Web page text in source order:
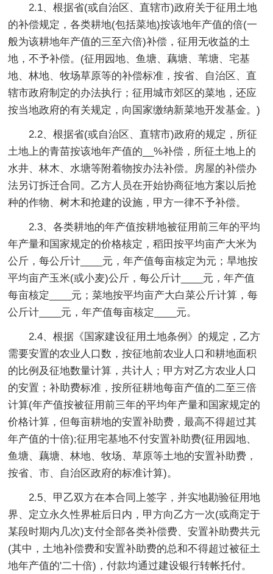
2.1、根据省(或自治区、直辖市)政府关于征用土地
的补偿规定，各类耕地(包括菜地)按该地年产值的倍(一
般为该耕地年产值的三至六倍)补偿，征用无收益的土
地，不予补偿。(征用园地、鱼塘、藕塘、苇塘、宅基
地、林地、牧场草原等的补偿标准，按省、自治区、直
辖市政府制定的办法执行；征用城市郊区的菜地，还应
按当地政府的有关规定，向国家缴纳新菜地开发基金。)
2.2、根据省(或自治区、直辖市)政府的规定，所征
土地上的青苗按该地年产值的__%补偿，所征土地上的
水井、林木、水塘等附着物按办法补偿。房屋的补偿办
法另订拆迁合同。乙方人员在开始协商征地方案以后抢
种的作物、树木和抢建的设施，甲方一律不予补偿。
2.3、各类耕地的年产值按耕地被征用前三年的平均
年产量和国家规定的价格核定，稻田按平均亩产大米为
公斤，每公斤计____元，年产值每亩核定为元；旱地按
平均亩产玉米(或小麦)公斤，每公斤计____元，年产值
每亩核定____元；菜地按平均亩产大白菜公斤计算，每
公斤计____元，年产值每亩核定____元。
2.4、根据《国家建设征用土地条例》的规定，乙方
需要安置的农业人口数，按征地前农业人口和耕地面积
的比例及征地数量计算，共计人；甲方对乙方农业人口
的安置；补助费标准，按所征耕地每亩产值的二至三倍
计算(年产值按被征用前三年的平均年产量和国家规定的
价格计算，但每亩耕地的安置补助费，最高不得超过其
年产值的十倍);征用宅基地不付安置补助费(征用园地、
鱼塘、藕塘、林地、牧场、草原等土地的安置补助费，
按省、市、自治区政府的标准计算)。
2.5、甲乙双方在本合同上签字，并实地勘验征用地
界、定立永久性界桩后日内，甲方向乙方一次(或商定于
某段时期内几次)支付全部各类补偿费、安置补助费共元
(其中，土地补偿费和安置补助费的总和不得超过被征土
地年产值的'二十倍)，付款均通过建设银行转帐托付。